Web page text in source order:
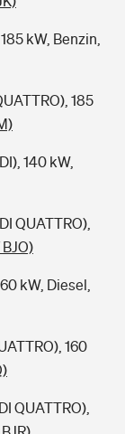
kW, Benzin,
185
140 kW,
QUATTRO),
kW, Diesel,
160
QUATTRO),